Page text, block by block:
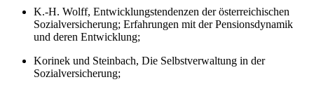
K.-H. Wolff, Entwicklungstendenzen der österreichischen
Sozialversicherung; Erfahrungen mit der Pensionsdynamik
und deren Entwicklung;
Korinek und Steinbach, Die Selbstverwaltung in der
Sozialversicherung;